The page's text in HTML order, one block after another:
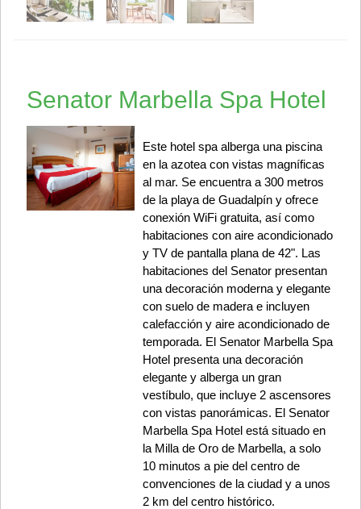
Senator Marbella Spa Hotel
Este hotel spa alberga una piscina
en la azotea con vistas magníficas
al mar. Se encuentra a 300 metros
de la playa de Guadalpín y ofrece
conexión WiFi gratuita, así como
habitaciones con aire acondicionado
y TV de pantalla plana de 42". Las
habitaciones del Senator presentan
una decoración moderna y elegante
con suelo de madera e incluyen
calefacción y aire acondicionado de
temporada. El Senator Marbella Spa
Hotel presenta una decoración
elegante y alberga un gran
vestíbulo, que incluye 2 ascensores
con vistas panorámicas. El Senator
Marbella Spa Hotel está situado en
la Milla de Oro de Marbella, a solo
10 minutos a pie del centro de
convenciones de la ciudad y a unos
2 km del centro histórico.